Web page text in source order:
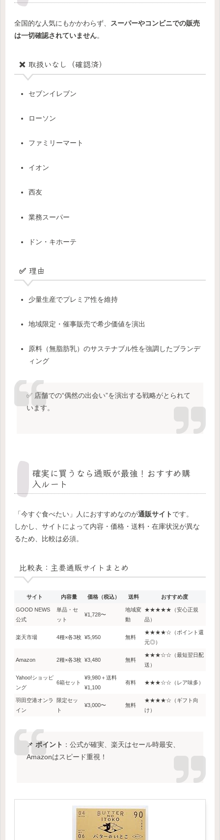
全国的な人気にもかかわらず、 スーパーやコンビニでの販売
は一切確認されていません。
❌ 取扱いなし（確認済）
セブンイレブン
ローソン
ファミリーマート
イオン
西友
業務スーパー
ドン・キホーテ
✅ 理由
少量生産でプレミア性を維持
地域限定・催事販売で希少価値を演出
原料（無脂肪乳）のサステナブル性を強調したブランデ
ィング
✅ 店舗での“偶然の出会い”を演出する戦略がとられて
います。
確実に買うなら通販が最強！おすすめ購
入ルート
「今すぐ食べたい」人におすすめなのが通販サイトです。
しかし、サイトによって内容・価格・送料・在庫状況が異な
るため、比較は必須。
比較表：主要通販サイトまとめ
サイト 内容量 価格（税込） 送料 おすすめ度
GOOD NEWS
公式
単品・セ
ット
¥1,728〜
地域変
動
★★★★★（安心正規
品）
楽天市場 4種×各3枚 ¥5,950 無料
★★★★☆（ポイント還
元◎）
Amazon 2種×各3枚 ¥3,480 無料
★★★☆☆（最短翌日配
送）
Yahoo!ショッピ
ング
6箱セット
¥9,980＋送料
¥1,100
有料 ★★★☆☆（レア味多）
羽田空港オンラ
イン
限定セッ
ト
¥3,000〜 無料
★★★★☆（ギフト向
け）
📌 ポイント ：公式が確実、楽天はセール時最安、
Amazonはスピード重視！